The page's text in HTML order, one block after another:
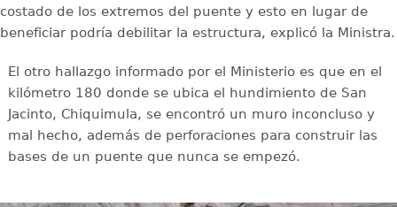
costado de los extremos del puente y esto en lugar de
beneficiar podría debilitar la estructura, explicó la Ministra.
El otro hallazgo informado por el Ministerio es que en el
kilómetro 180 donde se ubica el hundimiento de San
Jacinto, Chiquimula, se encontró un muro inconcluso y
mal hecho, además de perforaciones para construir las
bases de un puente que nunca se empezó.